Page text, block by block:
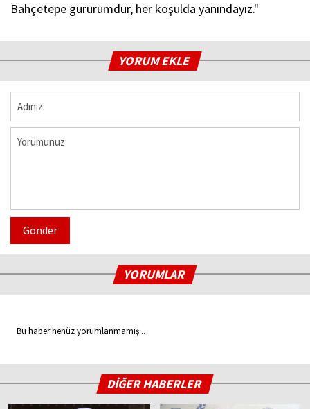
Bahçetepe gururumdur, her koşulda yanındayız."
YORUM EKLE
Gönder
YORUMLAR
Bu haber henüz yorumlanmamış...
DİĞER HABERLER